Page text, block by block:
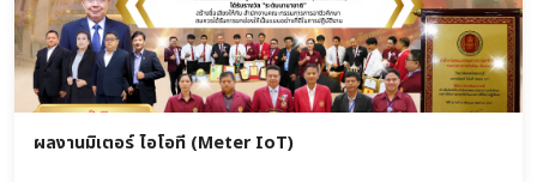
ผลงานมิเตอร์ ไอโอที (Meter IoT)